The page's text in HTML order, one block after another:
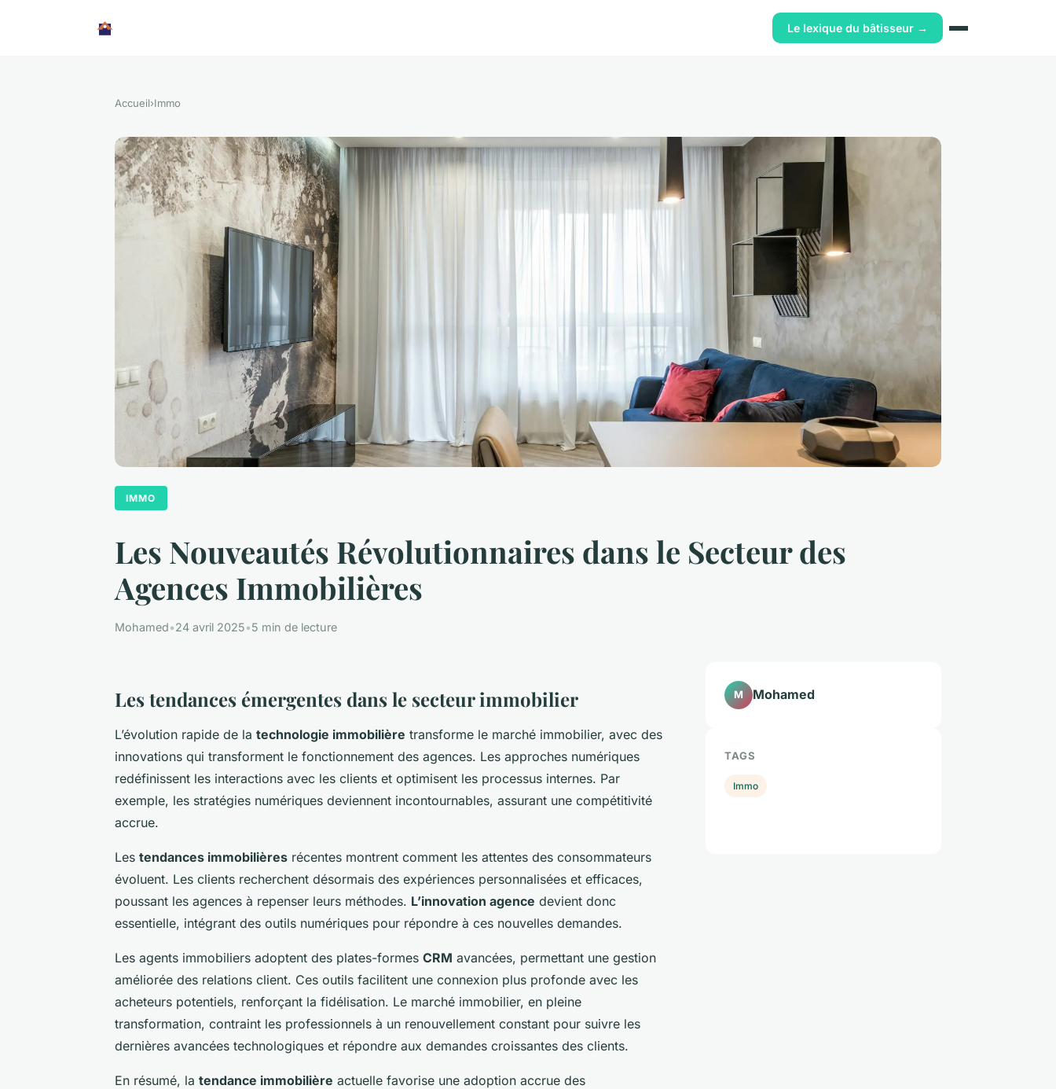
Le lexique du bâtisseur →
Accueil›Immo
IMMO
Les Nouveautés Révolutionnaires dans le Secteur des
Agences Immobilières
Mohamed•24 avril 2025•5 min de lecture
Les tendances émergentes dans le secteur immobilier
L’évolution rapide de la technologie immobilière transforme le marché immobilier, avec des
innovations qui transforment le fonctionnement des agences. Les approches numériques
redéfinissent les interactions avec les clients et optimisent les processus internes. Par
exemple, les stratégies numériques deviennent incontournables, assurant une compétitivité
accrue.
Les tendances immobilières récentes montrent comment les attentes des consommateurs
évoluent. Les clients recherchent désormais des expériences personnalisées et efficaces,
poussant les agences à repenser leurs méthodes. L’innovation agence devient donc
essentielle, intégrant des outils numériques pour répondre à ces nouvelles demandes.
Les agents immobiliers adoptent des plates-formes CRM avancées, permettant une gestion
améliorée des relations client. Ces outils facilitent une connexion plus profonde avec les
acheteurs potentiels, renforçant la fidélisation. Le marché immobilier, en pleine
transformation, contraint les professionnels à un renouvellement constant pour suivre les
dernières avancées technologiques et répondre aux demandes croissantes des clients.
En résumé, la tendance immobilière actuelle favorise une adoption accrue des
M Mohamed
TAGS
Immo